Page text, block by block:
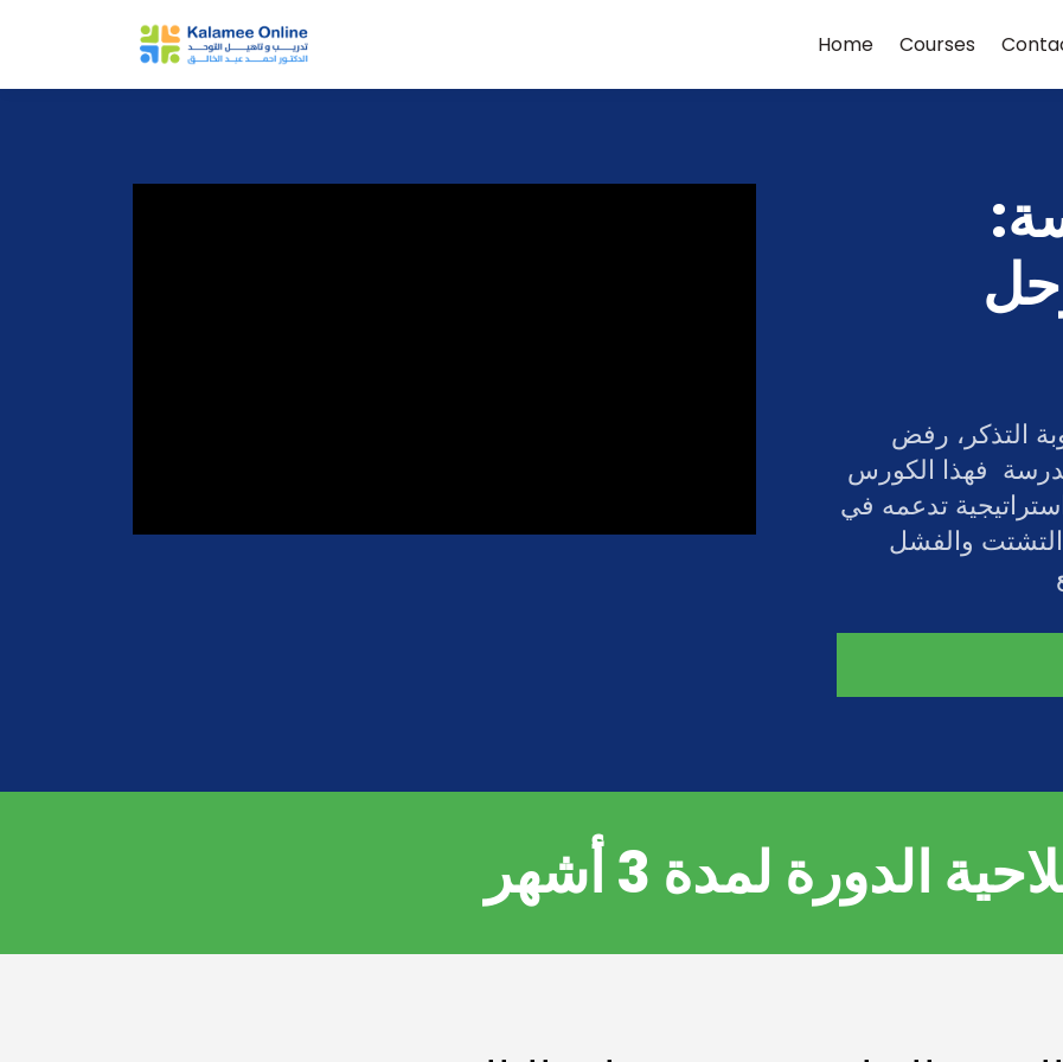
Home Courses
فهذا الكورس
تدعمه في
التشتت والفشل
الدورة لمدة 3 أشهر